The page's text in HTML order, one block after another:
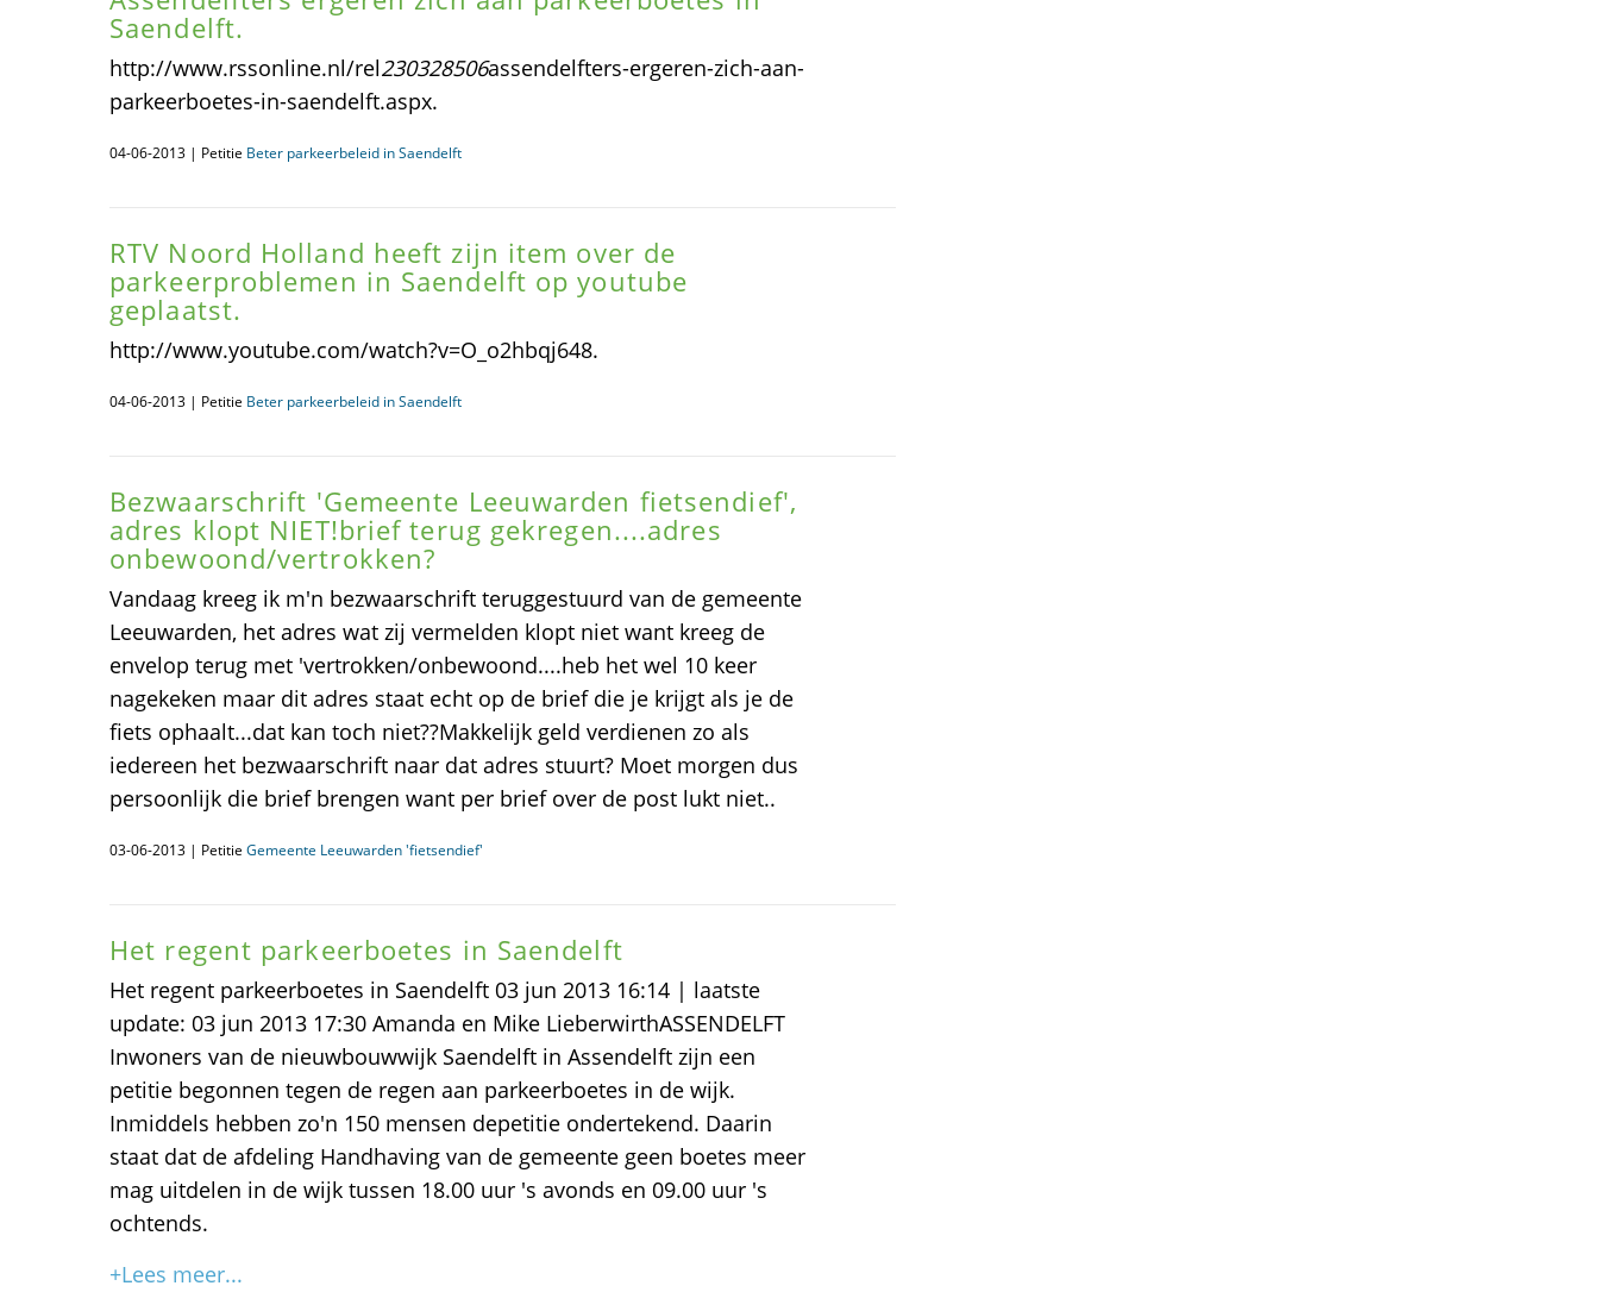
Saendelft.
http://www.rssonline.nl/rel230328506assendelfters-ergeren-zich-aan-
parkeerboetes-in-saendelft.aspx.
04-06-2013 | Petitie Beter parkeerbeleid in Saendelft
RTV Noord Holland heeft zijn item over de
parkeerproblemen in Saendelft op youtube
geplaatst.
http://www.youtube.com/watch?v=O_o2hbqj648.
04-06-2013 | Petitie Beter parkeerbeleid in Saendelft
Bezwaarschrift 'Gemeente Leeuwarden fietsendief',
adres klopt NIET!brief terug gekregen....adres
onbewoond/vertrokken?
Vandaag kreeg ik m'n bezwaarschrift teruggestuurd van de gemeente
Leeuwarden, het adres wat zij vermelden klopt niet want kreeg de
envelop terug met 'vertrokken/onbewoond....heb het wel 10 keer
nagekeken maar dit adres staat echt op de brief die je krijgt als je de
fiets ophaalt...dat kan toch niet??Makkelijk geld verdienen zo als
iedereen het bezwaarschrift naar dat adres stuurt? Moet morgen dus
persoonlijk die brief brengen want per brief over de post lukt niet..
03-06-2013 | Petitie Gemeente Leeuwarden 'fietsendief'
Het regent parkeerboetes in Saendelft
Het regent parkeerboetes in Saendelft 03 jun 2013 16:14 | laatste
update: 03 jun 2013 17:30 Amanda en Mike LieberwirthASSENDELFT
Inwoners van de nieuwbouwwijk Saendelft in Assendelft zijn een
petitie begonnen tegen de regen aan parkeerboetes in de wijk.
Inmiddels hebben zo'n 150 mensen depetitie ondertekend. Daarin
staat dat de afdeling Handhaving van de gemeente geen boetes meer
mag uitdelen in de wijk tussen 18.00 uur 's avonds en 09.00 uur 's
ochtends.
+Lees meer...